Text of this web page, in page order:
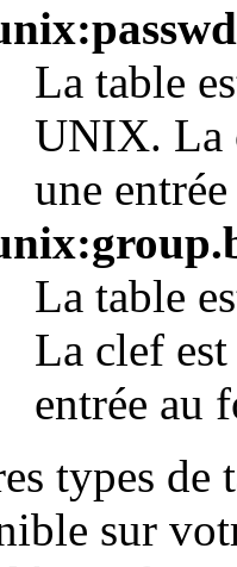
La table
UNIX. La
une
La table
La clef
entrée au
types de
sur